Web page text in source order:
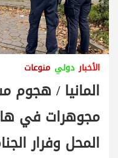
الأخبار دولي منوعات
المانيا /
مجوهرات في
المحل وفرار